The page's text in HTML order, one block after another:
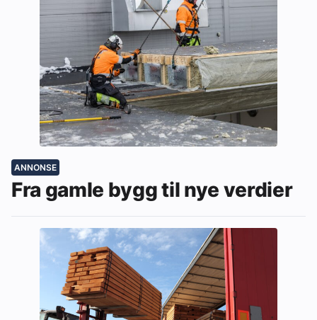
ANNONSE
Fra gamle bygg til nye verdier